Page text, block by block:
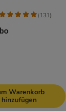
(131)
Warenkorb
hinzufügen